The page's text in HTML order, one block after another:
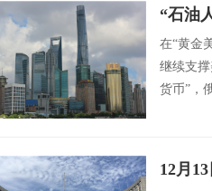
“石油
在“黄金
继续支
货币”，
12月